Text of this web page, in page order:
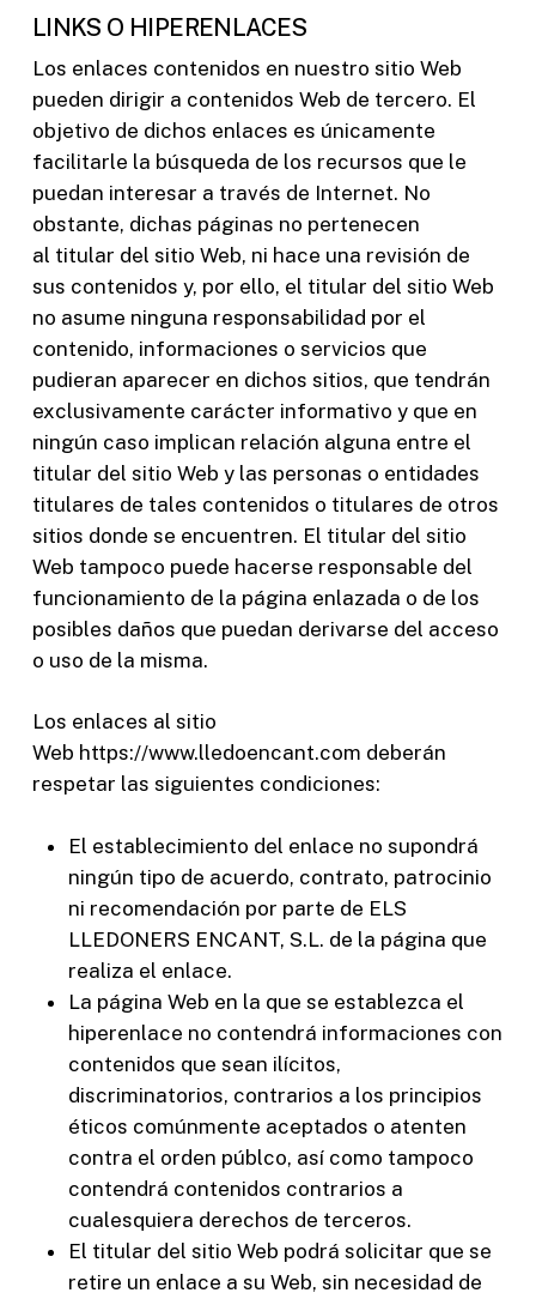
LINKS O HIPERENLACES
Los enlaces contenidos en nuestro sitio Web
pueden dirigir a contenidos Web de tercero. El
objetivo de dichos enlaces es únicamente
facilitarle la búsqueda de los recursos que le
puedan interesar a través de Internet. No
obstante, dichas páginas no pertenecen
al titular del sitio Web, ni hace una revisión de
sus contenidos y, por ello, el titular del sitio Web
no asume ninguna responsabilidad por el
contenido, informaciones o servicios que
pudieran aparecer en dichos sitios, que tendrán
exclusivamente carácter informativo y que en
ningún caso implican relación alguna entre el
titular del sitio Web y las personas o entidades
titulares de tales contenidos o titulares de otros
sitios donde se encuentren. El titular del sitio
Web tampoco puede hacerse responsable del
funcionamiento de la página enlazada o de los
posibles daños que puedan derivarse del acceso
o uso de la misma.
Los enlaces al sitio
Web https://www.lledoencant.com deberán
respetar las siguientes condiciones:
El establecimiento del enlace no supondrá
ningún tipo de acuerdo, contrato, patrocinio
ni recomendación por parte de ELS
LLEDONERS ENCANT, S.L. de la página que
realiza el enlace.
La página Web en la que se establezca el
hiperenlace no contendrá informaciones con
contenidos que sean ilícitos,
discriminatorios, contrarios a los principios
éticos comúnmente aceptados o atenten
contra el orden públco, así como tampoco
contendrá contenidos contrarios a
cualesquiera derechos de terceros.
El titular del sitio Web podrá solicitar que se
retire un enlace a su Web, sin necesidad de